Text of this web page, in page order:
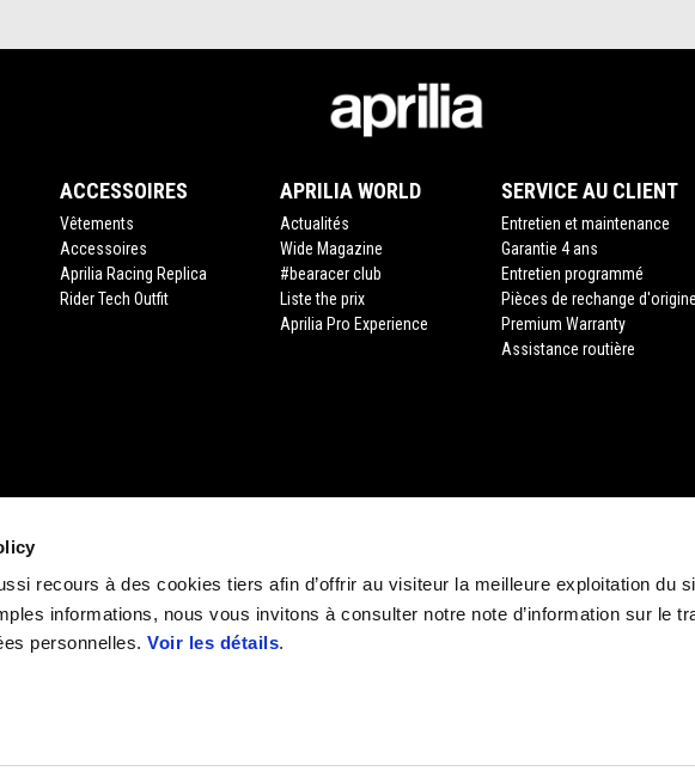
recours à des cookies tiers afin d’offrir au visiteur la meilleure exploitation du
informations, nous vous invitons à consulter notre note d’information sur le
personnelles.Voir les détails.
ACCESSOIRES
Vêtements
Accessoires
Aprilia Racing Replica
Rider Tech Outfit
APRILIA WORLD
Actualités
Wide Magazine
#bearacer club
Liste the prix
Aprilia Pro Experience
SERVICE AU CLIENT
Entretien et maintenance
Garantie 4 ans
Entretien programmé
Pièces de rechange d'origine
Premium Warranty
Assistance routière